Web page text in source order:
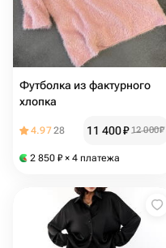
Футболка из фактурного
хлопка
4.9728 11 400₽ 12 000₽
2 850 ₽ × 4 платежа